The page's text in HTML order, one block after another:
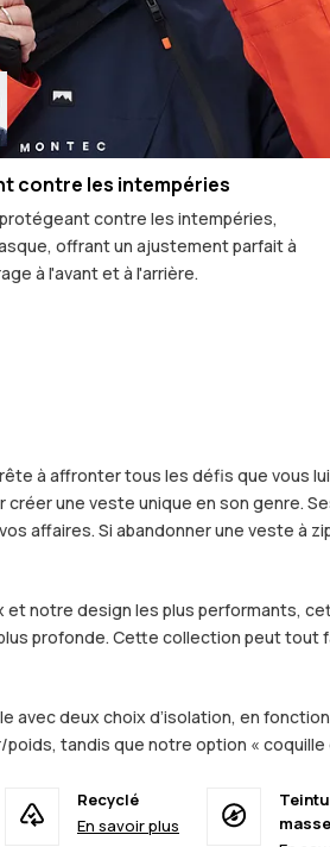
contre les intempéries
contre les intempéries,
offrant un ajustement parfait à
à l'avant et à l'arrière.
à affronter tous les défis que vous
créer une veste unique en son genre.
affaires. Si abandonner une veste à
et notre design les plus performants,
profonde. Cette collection peut tout
avec deux choix d’isolation, en
tandis que notre option «
Recyclé
En savoir plus
masse